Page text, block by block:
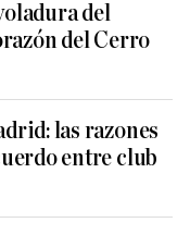
del
del Cerro
las razones
entre club